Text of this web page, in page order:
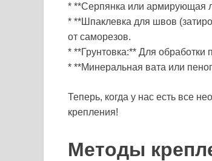
* **Серпянка или армирующая
* **Шпаклевка для швов
от саморезов.
* **Грунтовка:** Для обработки
* **Минеральная вата или
Теперь, когда у нас есть все
крепления!
Методы